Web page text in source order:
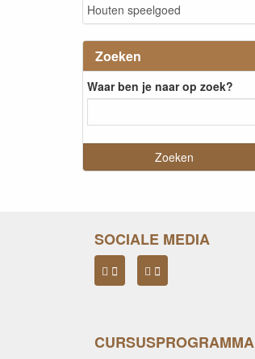
Houten speelgoed
Zoeken
Waar ben je naar op zoek?
SOCIALE MEDIA
CURSUSPROGRAMMA